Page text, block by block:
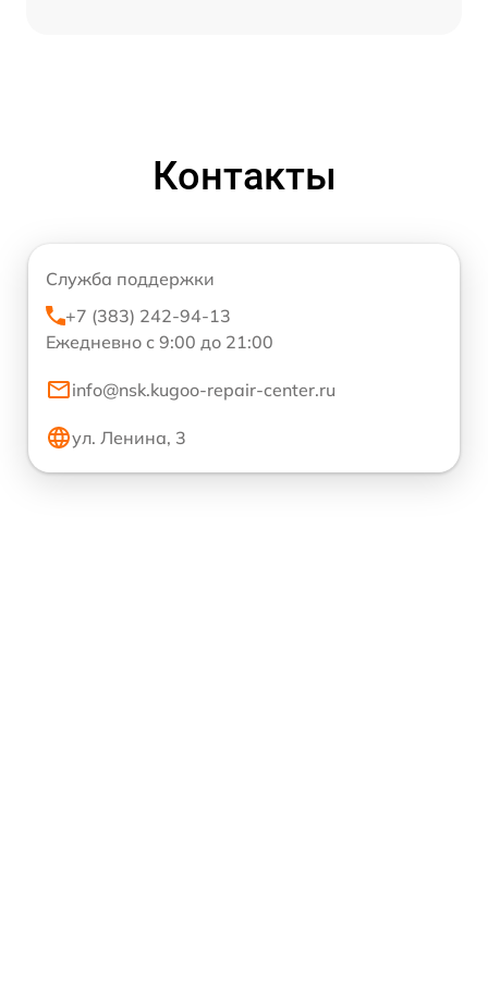
Контакты
Служба поддержки
+7 (383) 242-94-13
Ежедневно с 9:00 до 21:00
info@nsk.kugoo-repair-center.ru
ул. Ленина, 3